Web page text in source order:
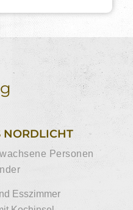
NORDLICHT
Personen
Esszimmer